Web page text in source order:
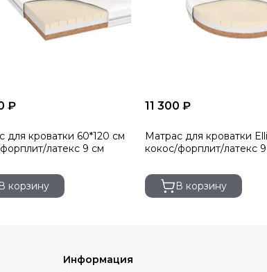
₽
для кроватки 60*120 см
латекс 9 см
В корзину
11 300 ₽
Матрас для кроватки
кокос/форплит/латекс
В корзину
Информация